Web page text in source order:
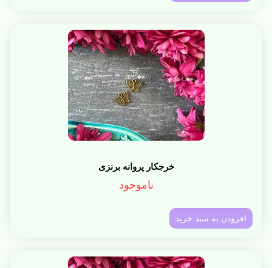
خرجکار پروانه برنزی
ناموجود
افزودن به سبد خرید